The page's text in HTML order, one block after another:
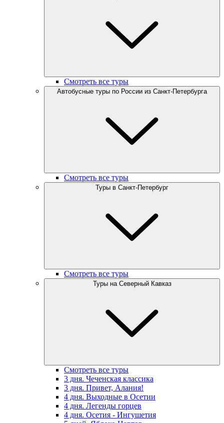
Смотреть все туры
Автобусные туры по России из Санкт-Петербурга
Смотреть все туры
Туры в Санкт-Петербург
Смотреть все туры
Туры на Северный Кавказ
Смотреть все туры
3 дня. Чеченская классика
3 дня. Привет, Алания!
4 дня. Выходные в Осетии
4 дня. Легенды горцев
4 дня. Осетия - Ингушетия